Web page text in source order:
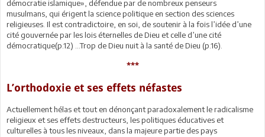
démocratie islamique», défendue par de nombreux penseurs
musulmans, qui érigent la science politique en section des sciences
religieuses. Il est contradictoire, en soi, de soutenir à la fois l’idée d’une
cité gouvernée par les lois éternelles de Dieu et celle d’une cité
démocratique(p.12) ...Trop de Dieu nuit à la santé de Dieu (p.16).
***
L’orthodoxie et ses effets néfastes
Actuellement hélas et tout en dénonçant paradoxalement le radicalisme
religieux et ses effets destructeurs, les politiques éducatives et
culturelles à tous les niveaux, dans la majeure partie des pays